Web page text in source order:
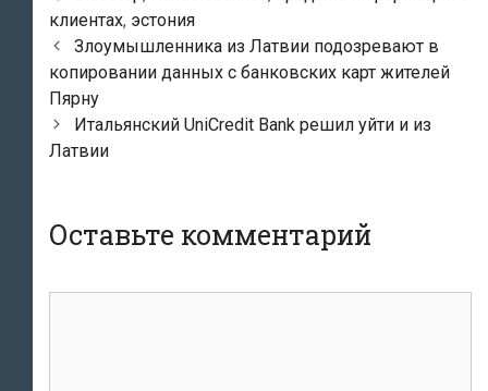
клиентах, эстония
Навигация
по
записям
Злоумышленника из Латвии подозревают в
копировании данных с банковских карт жителей
Пярну
Итальянский UniCredit Bank решил уйти и из
Латвии
Оставьте комментарий